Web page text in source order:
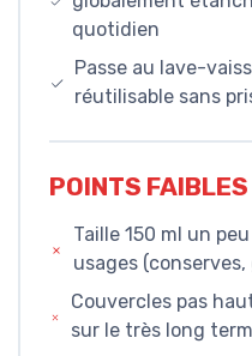
quotidien
Passe au lave-
réutilisable sans
POINTS FAIBLES
Taille 150 ml un
usages
Couvercles pas
sur le très long